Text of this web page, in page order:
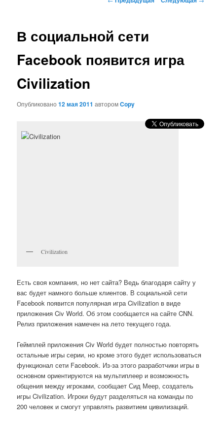
В социальной сети
Facebook появится игра
Civilization
Опубликовано12 мая 2011 авторомCopy
Civilization
Есть своя компания, но нет сайта? Ведь благодаря сайту у
вас будет намного больше клиентов. В социальной сети
Facebook появится популярная игра Civilization в виде
приложения Civ World. Об этом сообщается на сайте CNN.
Релиз приложения намечен на лето текущего года.
Геймплей приложения Civ World будет полностью повторять
остальные игры серии, но кроме этого будет использоваться
функционал сети Facebook. Из-за этого разработчики игры в
основном ориентируются на мультиплеер и возможность
общения между игроками, сообщает Сид Меер, создатель
игры Civilization. Игроки будут разделяться на команды по
200 человек и смогут управлять развитием цивилизаций.